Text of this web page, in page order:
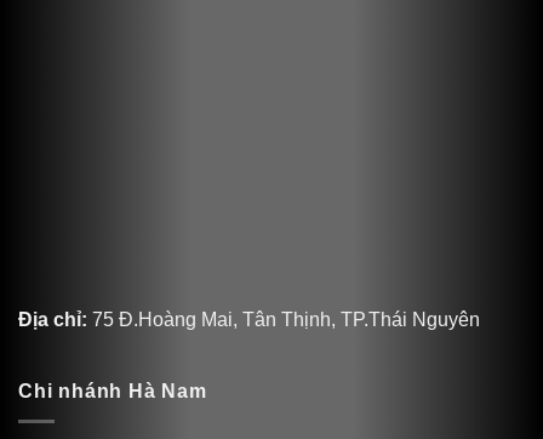
Địa chỉ: 75 Đ.Hoàng Mai, Tân Thịnh, TP.Thái Nguyên
Chi nhánh Hà Nam